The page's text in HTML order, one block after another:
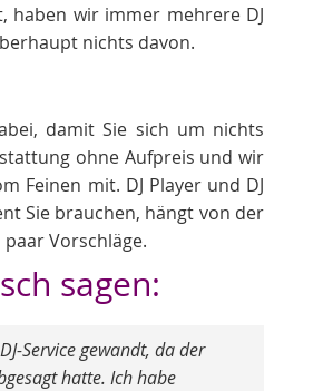
haben wir immer mehrere DJ
nichts davon.
damit Sie sich um nichts
ohne Aufpreis und wir
Feinen mit. DJ Player und DJ
Sie brauchen, hängt von der
Vorschläge.
sagen:
Service gewandt, da der
hatte. Ich habe
Es war